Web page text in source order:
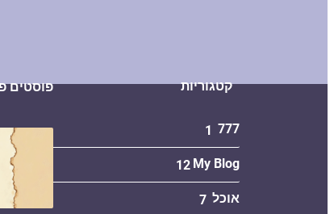
קטגוריות
777
1
My Blog
12
אוכל 7
פוסטים